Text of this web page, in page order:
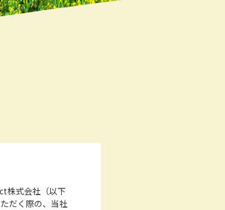
株式会社（以下
だく際の、当社